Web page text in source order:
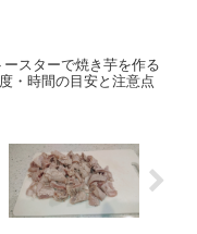
スターで焼き芋を作る
・時間の目安と注意点